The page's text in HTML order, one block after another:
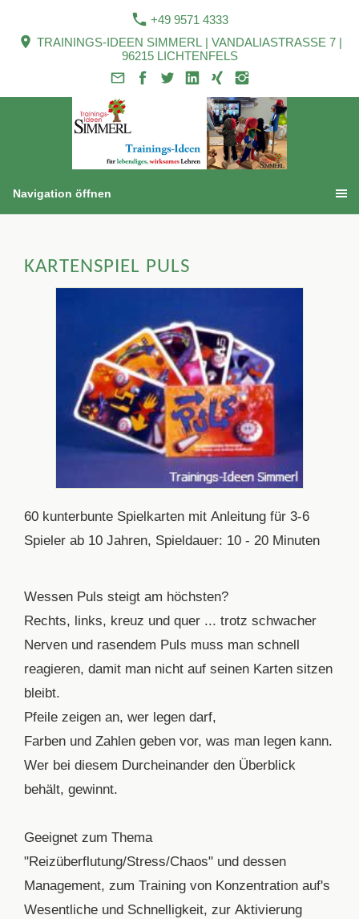
+49 9571 4333
TRAININGS-IDEEN SIMMERL | VANDALIASTRASSE 7 |
96215 LICHTENFELS
Navigation öffnen
KARTENSPIEL PULS
60 kunterbunte Spielkarten mit Anleitung für 3-6
Spieler ab 10 Jahren, Spieldauer: 10 - 20 Minuten
Wessen Puls steigt am höchsten?
Rechts, links, kreuz und quer ... trotz schwacher
Nerven und rasendem Puls muss man schnell
reagieren, damit man nicht auf seinen Karten sitzen
bleibt.
Pfeile zeigen an, wer legen darf,
Farben und Zahlen geben vor, was man legen kann.
Wer bei diesem Durcheinander den Überblick
behält, gewinnt.
Geeignet zum Thema
"Reizüberflutung/Stress/Chaos" und dessen
Management, zum Training von Konzentration auf's
Wesentliche und Schnelligkeit, zur Aktivierung